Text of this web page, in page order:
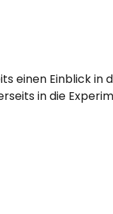
einen Einblick in
in die